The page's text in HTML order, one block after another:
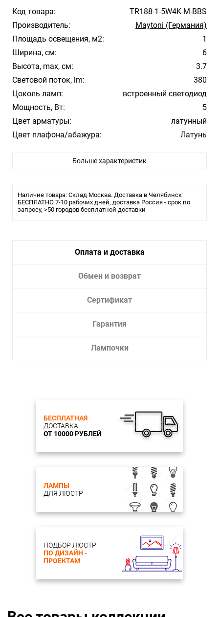
Код товара:
TR188-1-5W4K-M-BBS
Производитель:
Maytoni (Германия)
Площадь освещения, м2:
1
Ширина, см:
6
Высота, max, см:
3.7
Световой поток, lm:
380
Цоколь ламп:
встроенный светодиод
Мощность, Вт:
5
Цвет арматуры:
латунный
Цвет плафона/абажура:
Латунь
Температура свечения:
Ширина, см: 6
Высота, см: 3,7
Световой поток, Lm: 380 Lm
Угол рассеивания: 36
Уровень влагозащиты, IP: IP 20
Больше характеристик
Наличие товара: Склад Москва. Доставка в Челябинск
БЕСПЛАТНО 7-10 рабочих дней, доставка Россия - срок по
запросу, >50 городов бесплатной доставки
Оплата и доставка
Обмен и возврат
Сертификат
Гарантия
Лампочки
БЕСПЛАТНАЯ
ДОСТАВКА
ОТ 10000 РУБЛЕЙ
ЛАМПЫ
ДЛЯ ЛЮСТР
ПОДБОР ЛЮСТР
ПО ДИЗАЙН -
ПРОЕКТАМ